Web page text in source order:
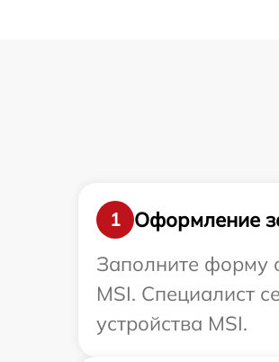
1
Оформление
Заполните форму
MSI. Специалист
устройства MSI.